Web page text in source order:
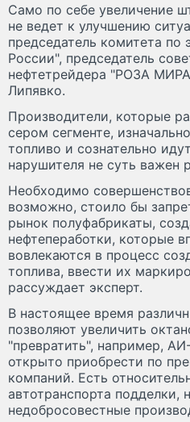
Само по себе увеличение
не ведет к улучшению
председатель комитета по
России", председатель
нефтетрейдера "РОЗА
Липявко.
Производители, которые
сером сегменте,
топливо и сознательно
нарушителя не суть важен
Необходимо
возможно, стоило бы
рынок полуфабрикаты,
нефтепеработки, которые
вовлекаются в процесс
топлива, ввести их
рассуждает эксперт.
В настоящее время
позволяют увеличить
"превратить", например,
открыто приобрести по
компаний. Есть
автотранспорта подделки,
недобросовестные